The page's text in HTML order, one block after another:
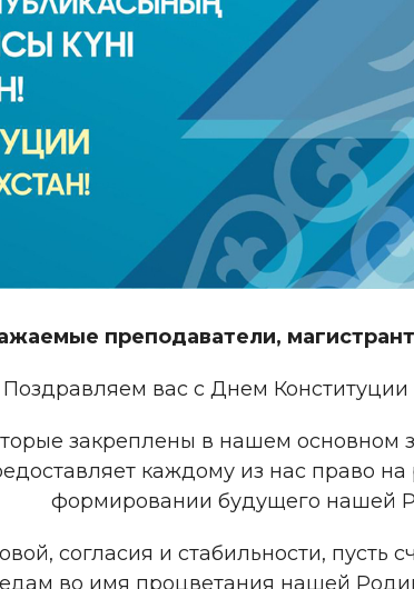
преподаватели,
Поздравляем вас с Днем Конституции
закреплены в нашем основном
каждому из нас право
формировании будущего нашей
согласия и стабильности, пусть
во имя процветания нашей